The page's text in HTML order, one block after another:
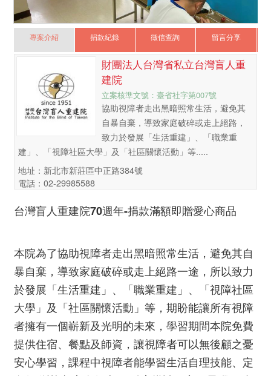
專案介紹 捐款紀錄 徵信查詢 留言分享
財團法人台灣省私立台灣盲人重
建院
立案核準文號：臺省社字第007號
協助視障者走出黑暗照常生活，避免其
自暴自棄，導致家庭破碎或走上絕路，
致力於發展「生活重建」、「職業重
建」、「視障社區大學」及「社區關懷活動」等.....
地址：新北市新莊區中正路384號
電話：02-29985588
台灣盲人重建院70週年-捐款滿額即贈愛心商品
本院為了協助視障者走出黑暗照常生活，避免其自
暴自棄，導致家庭破碎或走上絕路一途，所以致力
於發展「生活重建」、「職業重建」、「視障社區
大學」及「社區關懷活動」等，期盼能讓所有視障
者擁有一個嶄新及光明的未來，學習期間本院免費
提供住宿、餐點及師資，讓視障者可以無後顧之憂
安心學習，課程中視障者能學習生活自理技能、定